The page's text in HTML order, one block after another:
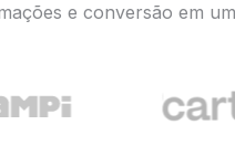
e conversão em